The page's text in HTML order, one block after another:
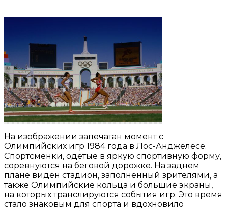
На изображении запечатан момент с
Олимпийских игр 1984 года в Лос-Анджелесе.
Спортсменки, одетые в яркую спортивную форму,
соревнуются на беговой дорожке. На заднем
плане виден стадион, заполненный зрителями, а
также Олимпийские кольца и большие экраны,
на которых транслируются события игр. Это время
стало знаковым для спорта и вдохновило